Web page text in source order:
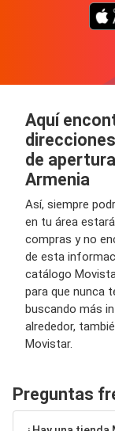
Aquí
de
Armenia
Así, siempre
en tu área
compras y no
de esta
catálogo
para que nunca
buscando más
alrededor,
Movistar.
Preguntas